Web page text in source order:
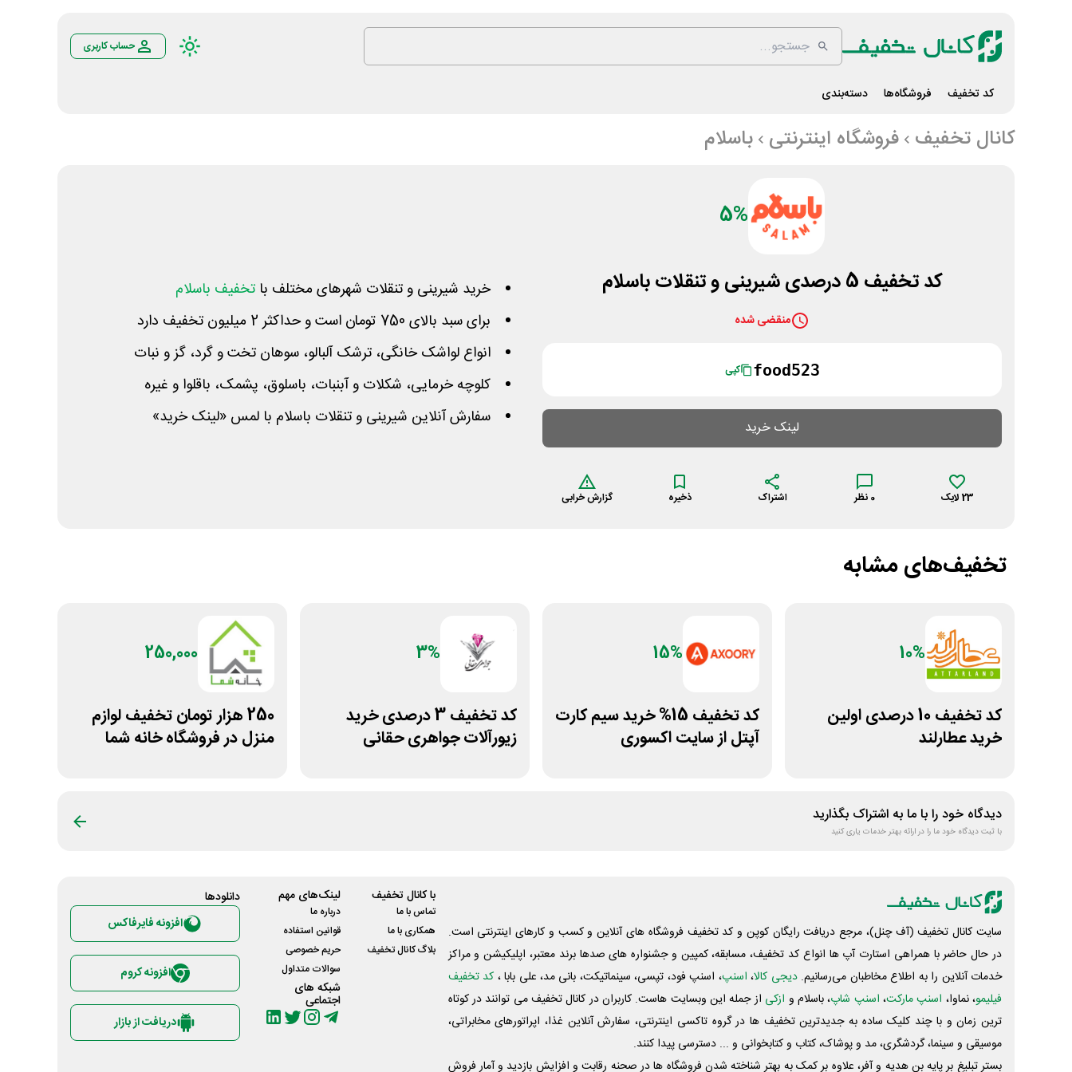
حساب کاربری
کد تخفیف فروشگاه‌ها دسته‌بندی
کانال تخفیف فروشگاه اینترنتی باسلام
5%
کد تخفیف 5 درصدی شیرینی و تنقلات باسلام
منقضی شده
food523 کپی
لینک خرید
23 لایک 0 نظر اشتراک ذخیره گزارش خرابی
خرید شیرینی و تنقلات شهرهای مختلف با تخفیف باسلام
برای سبد بالای 750 تومان است و حداکثر 2 میلیون تخفیف دارد
انواع لواشک خانگی، ترشک آلبالو، سوهان تخت و گرد، گز و نبات
کلوچه خرمایی، شکلات و آبنبات، باسلوق، پشمک، باقلوا و غیره
سفارش آنلاین شیرینی و تنقلات باسلام با لمس «لینک خرید»
تخفیف‌های مشابه
10%
کد تخفیف 10 درصدی اولین
خرید عطارلند
15%
کد تخفیف 15% خرید سیم کارت
آپتل از سایت اکسوری
3%
کد تخفیف 3 درصدی خرید
زیورآلات جواهری حقانی
250,000
250 هزار تومان تخفیف لوازم
منزل در فروشگاه خانه شما
دیدگاه خود را با ما به اشتراک بگذارید
با ثبت دیدگاه خود ما را در ارائه بهتر خدمات یاری کنید
سایت کانال تخفیف (آف چنل)، مرجع دریافت رایگان کوپن و کد تخفیف فروشگاه های آنلاین و کسب و‌ کارهای اینترنتی است.
در حال حاضر با همراهی استارت آپ ها انواع کد تخفیف، مسابقه، کمپین و جشنواره های صدها برند معتبر، اپلیکیشن و مراکز
خدمات آنلاین را به اطلاع مخاطبان می‌رسانیم. دیجی کالا، اسنپ، اسنپ فود، تپسی، سینماتیکت، بانی مد، علی‌ بابا ، کد تخفیف
فیلیمو، نماوا، اسنپ مارکت، اسنپ شاپ، باسلام و ازکی از جمله این وبسایت ‌هاست. کاربران در کانال تخفیف می توانند در کوتاه
ترین زمان و با چند کلیک ساده به جدیدترین تخفیف ها در گروه تاکسی اینترنتی، سفارش آنلاین غذا، اپراتورهای مخابراتی،
موسیقی و سینما، گردشگری، مد و پوشاک، کتاب و کتابخوانی و ... دسترسی پیدا کنند.
بستر تبلیغ بر پایه بن هدیه و آفر، علاوه بر کمک به بهتر شناخته شدن فروشگاه ها در صحنه رقابت و افزایش بازدید و آمار فروش
با کانال تخفیف
تماس با ما
همکاری با ما
بلاگ کانال تخفیف
لینک‌های مهم
درباره ما
قوانین استفاده
حریم خصوصی
سوالات متداول
شبکه های
اجتماعی
دانلود‌ها
افزونه فایرفاکس
افزونه کروم
دریافت از بازار